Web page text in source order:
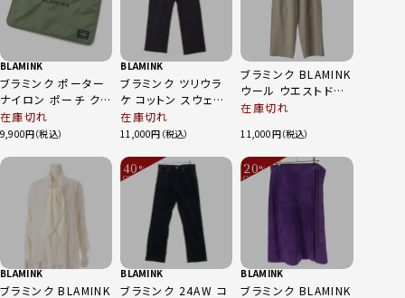
BLAMINK
ブラミンク ポーター
ナイロン ポーチ クラ
在庫切れ
9,900
BLAMINK
ブラミンク ツリウラ
ケ コットン スウェット
刺しゅう パンツ ボト
ムス 7914-222-
在庫切れ
11,000
ブラミンク BLAMINK
ウール ウエストドロ
ー ワイドパンツ ボト
0347 カーキ 36
在庫切れ
11,000
BLAMINK
ブラミンク BLAMINK
40%
OFF
BLAMINK
ブラミンク 24AW コ
20%
OFF
BLAMINK
ブラミンク BLAMINK